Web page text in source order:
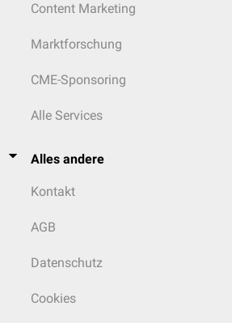
Content Marketing
Marktforschung
CME-Sponsoring
Alle Services
Alles andere
Kontakt
AGB
Datenschutz
Cookies